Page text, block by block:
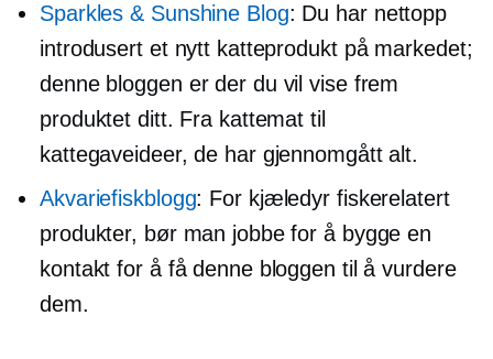
Sparkles & Sunshine Blog: Du har nettopp
introdusert et nytt katteprodukt på markedet;
denne bloggen er der du vil vise frem
produktet ditt. Fra kattemat til
kattegaveideer, de har gjennomgått alt.
Akvariefiskblogg: For kjæledyr fiskerelatert
produkter, bør man jobbe for å bygge en
kontakt for å få denne bloggen til å vurdere
dem.